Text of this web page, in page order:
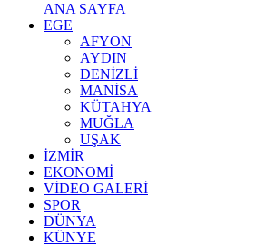
ANA SAYFA
EGE
AFYON
AYDIN
DENİZLİ
MANİSA
KÜTAHYA
MUĞLA
UŞAK
İZMİR
EKONOMİ
VİDEO GALERİ
SPOR
DÜNYA
KÜNYE